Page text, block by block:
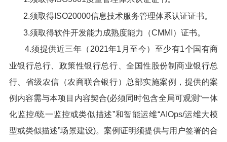
2.须取得ISO20000信息技术服务管理体系认证证书。
3.须取得软件开发能力成熟度能力（CMMI）证书。
4.须提供近三年（2021年1月至今）至少有1个国有商
业银行总行、政策性银行总行、全国性股份制商业银行总
行、省级农信（农商联合银行）总部实施案例，提供的案
例内容需与本项目内容契合(必须同时包含全局可观测“一体
化监控/统一监控或类似描述”和智能运维“AIOps/运维大模
型或类似描述”场景建设)。案例证明须提供与用户签署的合